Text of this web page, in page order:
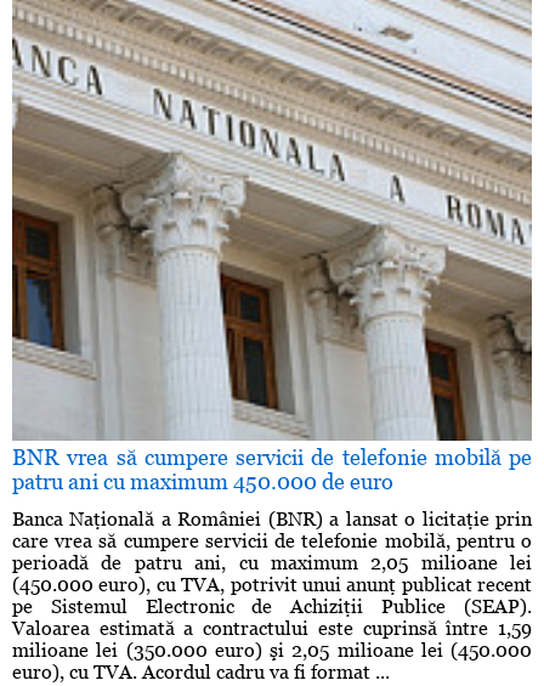
BNR vrea să cumpere servicii de telefonie mobilă pe
patru ani cu maximum 450.000 de euro
Banca Naţională a României (BNR) a lansat o licitaţie prin
care vrea să cumpere servicii de telefonie mobilă, pentru o
perioadă de patru ani, cu maximum 2,05 milioane lei
(450.000 euro), cu TVA, potrivit unui anunţ publicat recent
pe Sistemul Electronic de Achiziţii Publice (SEAP).
Valoarea estimată a contractului este cuprinsă între 1,59
milioane lei (350.000 euro) şi 2,05 milioane lei (450.000
euro), cu TVA. Acordul cadru va fi format ...